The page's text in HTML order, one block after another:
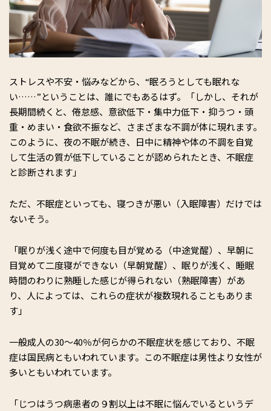
ストレスや不安・悩みなどから、“眠ろうとしても眠れな
い……”ということは、誰にでもあるはず。「しかし、それが
長期間続くと、倦怠感、意欲低下・集中力低下・抑うつ・頭
重・めまい・食欲不振など、さまざまな不調が体に現れます。
このように、夜の不眠が続き、日中に精神や体の不調を自覚
して生活の質が低下していることが認められたとき、不眠症
と診断されます」
ただ、不眠症といっても、寝つきが悪い（入眠障害）だけでは
ないそう。
「眠りが浅く途中で何度も目が覚める（中途覚醒）、早朝に
目覚めて二度寝ができない（早朝覚醒）、眠りが浅く、睡眠
時間のわりに熟睡した感じが得られない（熟眠障害）があ
り、人によっては、これらの症状が複数現れることもありま
す」
一般成人の30～40％が何らかの不眠症状を感じており、不眠
症は国民病ともいわれています。この不眠症は男性より女性が
多いともいわれています。
「じつはうつ病患者の９割以上は不眠に悩んでいるというデ